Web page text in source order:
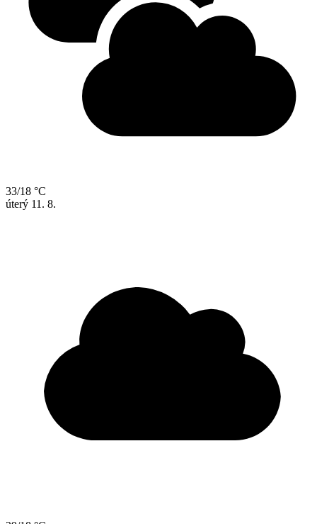
33/18 °C
úterý 11. 8.